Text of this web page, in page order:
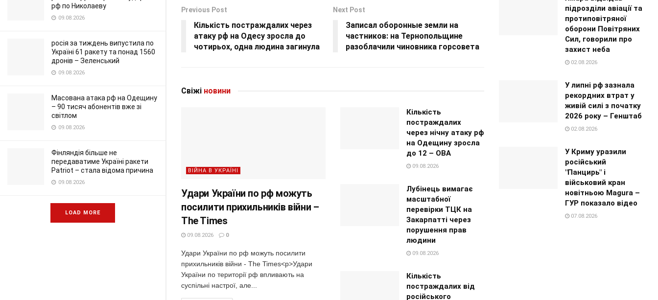
рф по Николаеву
09.08.2026
росія за тиждень випустила по
Україні 61 ракету та понад 1560
дронів – Зеленський
09.08.2026
Масована атака рф на Одещину
– 90 тисяч абонентів вже зі
світлом
09.08.2026
Фінляндія більше не
передаватиме Україні ракети
Patriot – стала відома причина
09.08.2026
LOAD MORE
Previous Post
Кількість постраждалих через
атаку рф на Одесу зросла до
чотирьох, одна людина загинула
Next Post
Записал оборонные земли на
частников: на Тернопольщине
разоблачили чиновника горсовета
Свіжі новини
ВІЙНА В УКРАЇНІ
Удари України по рф можуть
посилити прихильників війни –
The Times
09.08.2026 0
Удари України по рф можуть посилити
прихильників війни - The Times<p>Удари
України по території рф впливають на
суспільні настрої, але...
Кількість
постраждалих
через нічну атаку рф
на Одещину зросла
до 12 – ОВА
09.08.2026
Лубінець вимагає
масштабної
перевірки ТЦК на
Закарпатті через
порушення прав
людини
09.08.2026
Кількість
постраждалих від
російського
підрозділи авіації та
протиповітряної
оборони Повітряних
Сил, говорили про
захист неба
02.08.2026
У липні рф зазнала
рекордних втрат у
живій силі з початку
2026 року – Генштаб
02.08.2026
У Криму уразили
російський
"Панцирь" і
військовий кран
новітньою Magura –
ГУР показало відео
07.08.2026